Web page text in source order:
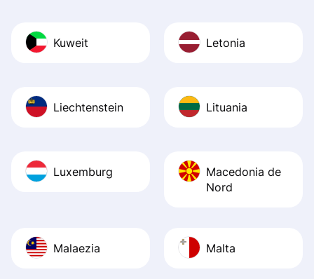
Kuweit Letonia
Liechtenstein Lituania
Luxemburg
Macedonia de
Nord
Malaezia Malta